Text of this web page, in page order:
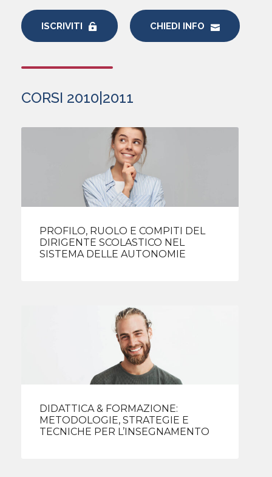
ISCRIVITI CHIEDI INFO
CORSI 2010|2011
PROFILO, RUOLO E COMPITI DEL
DIRIGENTE SCOLASTICO NEL
SISTEMA DELLE AUTONOMIE
DIDATTICA & FORMAZIONE:
METODOLOGIE, STRATEGIE E
TECNICHE PER L’INSEGNAMENTO